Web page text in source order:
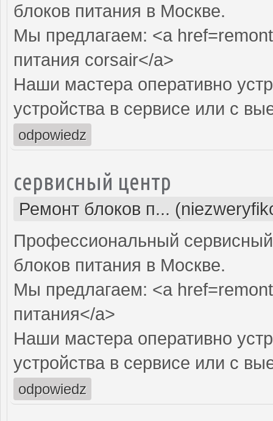
блоков питания в Москве.
Мы предлагаем: <a
питания corsair</a>
Наши мастера оперативно
устройства в сервисе или с
odpowiedz
сервисный центр
Ремонт блоков п...
Профессиональный
блоков питания в Москве.
Мы предлагаем: <a
питания</a>
Наши мастера оперативно
устройства в сервисе или с
odpowiedz